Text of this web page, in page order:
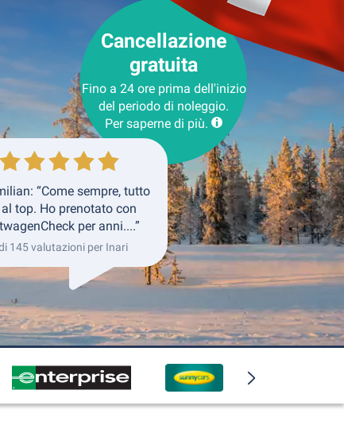
Cancellazione
gratuita
Fino a 24 ore prima dell'inizio
del periodo di noleggio.
Per saperne di più.
“Come sempre, tutto
top. Ho prenotato con
per anni....”
145 valutazioni per Inari